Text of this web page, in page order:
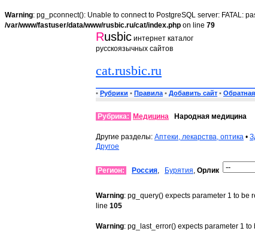
Warning: pg_pconnect(): Unable to connect to PostgreSQL server: FATAL:
/var/www/fastuser/data/www/rusbic.ru/cat/index.php on line 79
Rusbic интернет каталог
русскоязычных сайтов
cat.rusbic.ru
• Рубрики • Правила • Добавить сайт •
Рубрика: Медицина Народная медицина
Другие разделы: Аптеки, лекарства, оптика •
Другое
Регион: Россия, Бурятия, Орлик
Warning: pg_query() expects parameter 1 to be
line 105
Warning: pg_last_error() expects parameter 1